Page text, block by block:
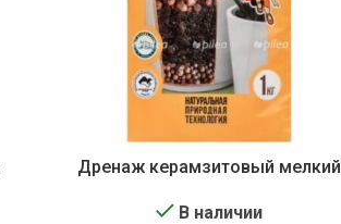
Дренаж керамзитовый мелкий
В наличии